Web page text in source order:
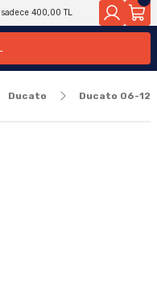
Ducato Ducato 06-12